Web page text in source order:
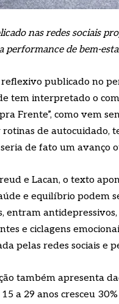
nas redes sociais
performance de bem-
publicado no
tem interpretado o
Frente”, como vem
de autocuidado,
de fato um avanço
e Lacan, o texto
e equilíbrio podem
entram
e ciclagens
pelas redes sociais e
também apresenta
a 29 anos cresceu